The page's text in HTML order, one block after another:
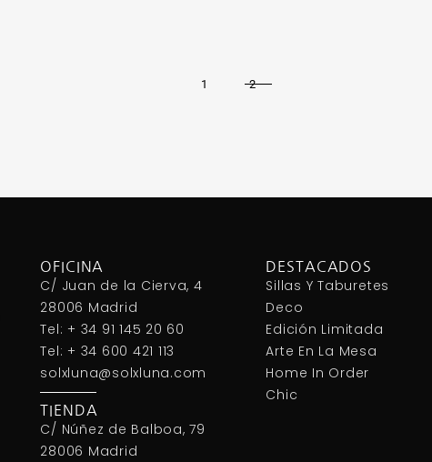
1 2
OFICINA
C/ Juan de la Cierva, 4
28006 Madrid
Tel: + 34 91 145 20 60
Tel: + 34 600 421 113
solxluna@solxluna.com
TIENDA
C/ Núñez de Balboa, 79
28006 Madrid
DESTACADOS
Sillas Y Taburetes
Deco
Edición Limitada
Arte En La Mesa
Home In Order
Chic